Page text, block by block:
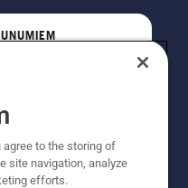
agree to the storing of
site navigation, analyze
efforts.